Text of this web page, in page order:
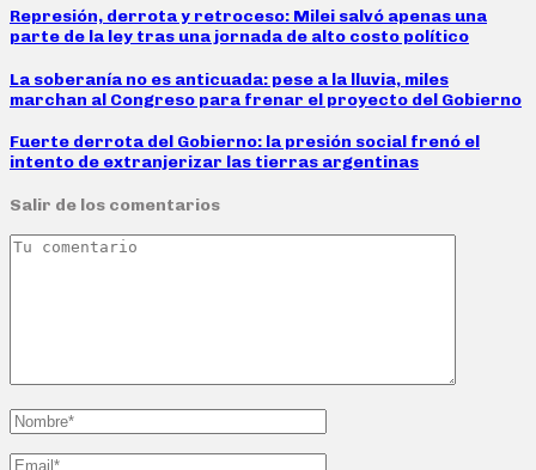
Represión, derrota y retroceso: Milei salvó apenas una
parte de la ley tras una jornada de alto costo político
La soberanía no es anticuada: pese a la lluvia, miles
marchan al Congreso para frenar el proyecto del Gobierno
Fuerte derrota del Gobierno: la presión social frenó el
intento de extranjerizar las tierras argentinas
Salir de los comentarios